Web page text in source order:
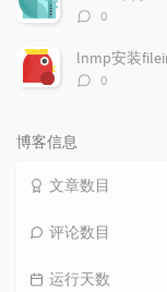
评
数：
0
lnmp安装
评
0
博客信息
文章数目
评论数目
运行天数